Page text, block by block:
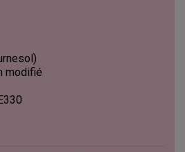
modifié